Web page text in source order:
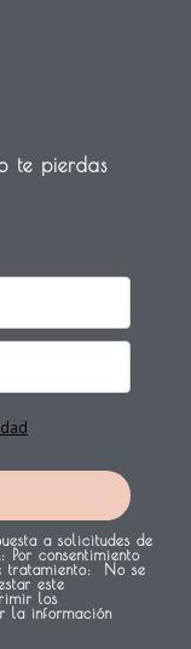
te pierdas
a solicitudes de
Por consentimiento
tratamiento: No se
este
los
la información